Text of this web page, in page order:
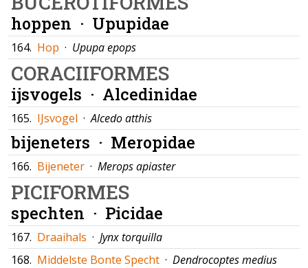
hoppen · Upupidae
164. Hop · Upupa epops
CORACIIFORMES
ijsvogels · Alcedinidae
165. IJsvogel ·Alcedo atthis
bijeneters · Meropidae
166. Bijeneter · Merops apiaster
PICIFORMES
spechten · Picidae
167. Draaihals · Jynx torquilla
168. Middelste Bonte Specht · Dendrocoptes medius